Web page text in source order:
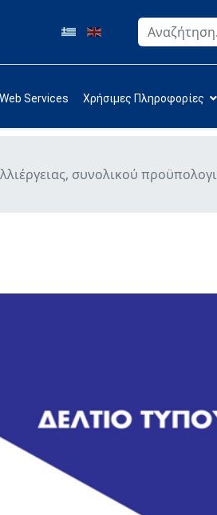
Αναζήτηση
Services Χρήσιμες Πληροφορίες
συνολικού